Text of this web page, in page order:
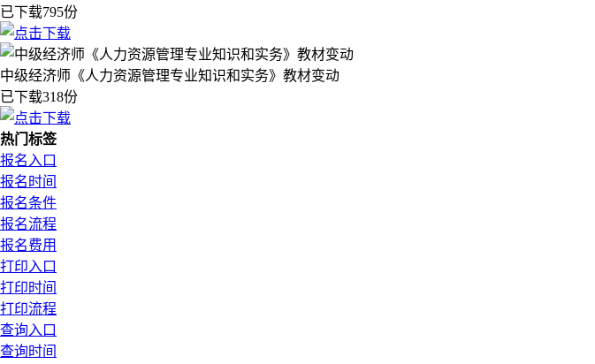
已下载795份
中级经济师《人力资源管理专业知识和实务》教材变动
已下载318份
热门标签
报名入口
报名时间
报名条件
报名流程
报名费用
打印入口
打印时间
打印流程
查询入口
查询时间